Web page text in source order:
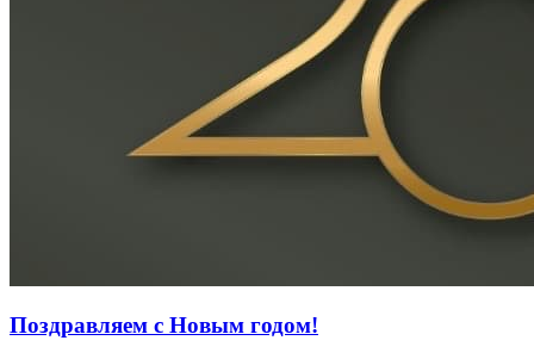
Поздравляем с Новым годом!